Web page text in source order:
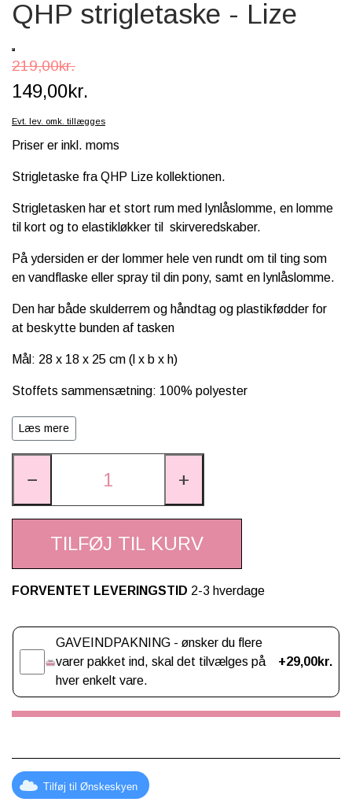
SCHLEICH® HEST & TILBEHØR
QHP strigletaske - Lize
219,00kr.
149,00kr.
Evt. lev. omk. tillægges
Priser er inkl. moms
Strigletaske fra QHP Lize kollektionen.
Strigletasken har et stort rum med lynlåslomme, en lomme
til kort og to elastikløkker til skirveredskaber.
På ydersiden er der lommer hele ven rundt om til ting som
en vandflaske eller spray til din pony, samt en lynlåslomme.
Den har både skulderrem og håndtag og plastikfødder for
at beskytte bunden af ​​tasken
Mål: 28 x 18 x 25 cm (l x b x h)
Stoffets sammensætning: 100% polyester
Materiale: zink, jern
Læs mere
− +
TILFØJ TIL KURV
FORVENTET LEVERINGSTID 2-3 hverdage
GAVEINDPAKNING - ønsker du flere
varer pakket ind, skal det tilvælges på
hver enkelt vare.
+29,00kr.
Tilføj til Ønskeskyen